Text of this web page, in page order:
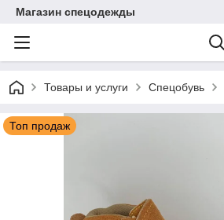
Магазин спецодежды
Товары и услуги Спецобувь
Топ продаж